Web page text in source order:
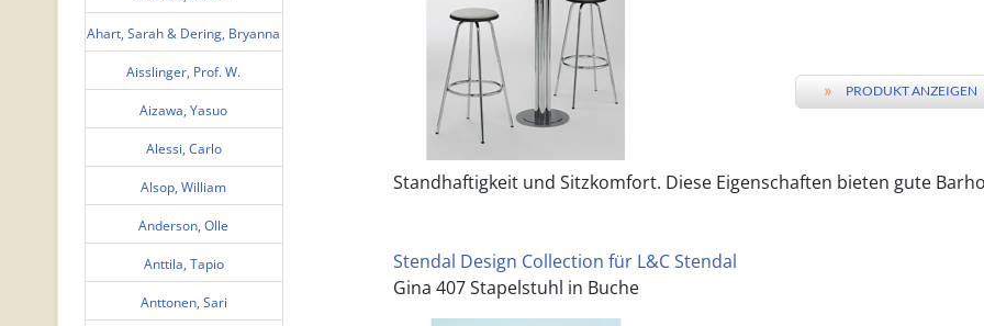
Ahart, Sarah & Dering, Bryanna
Aisslinger, Prof. W.
Aizawa, Yasuo
Alessi, Carlo
Alsop, William
Anderson, Olle
Anttila, Tapio
Anttonen, Sari
» PRODUKT ANZEIGEN
Standhaftigkeit und Sitzkomfort. Diese Eigenschaften bieten gute
Stendal Design Collection für L&C Stendal
Gina 407 Stapelstuhl in Buche